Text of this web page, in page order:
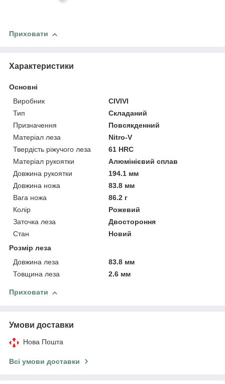
Приховати
Характеристики
Основні
Виробник
CIVIVI
Тип
Складаний
Призначення
Повсякденний
Матеріал леза
Nitro-V
Твердість ріжучого леза
61 HRC
Матеріал рукоятки
Алюмінієвий сплав
Довжина рукоятки
194.1 мм
Довжина ножа
83.8 мм
Вага ножа
86.2 г
Колір
Рожевий
Заточка леза
Двостороння
Стан
Новий
Розмір леза
Довжина леза
83.8 мм
Товщина леза
2.6 мм
Приховати
Умови доставки
Нова Пошта
Всі умови доставки